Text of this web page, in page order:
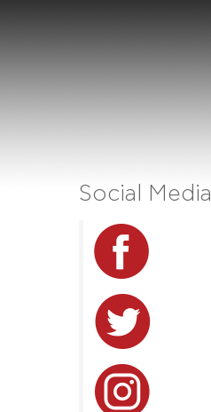
Social Media